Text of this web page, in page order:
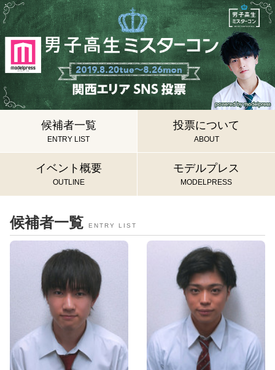
候補者一覧
ENTRY LIST
投票について
ABOUT
イベント概要
OUTLINE
モデルプレス
MODELPRESS
候補者一覧 ENTRY LIST